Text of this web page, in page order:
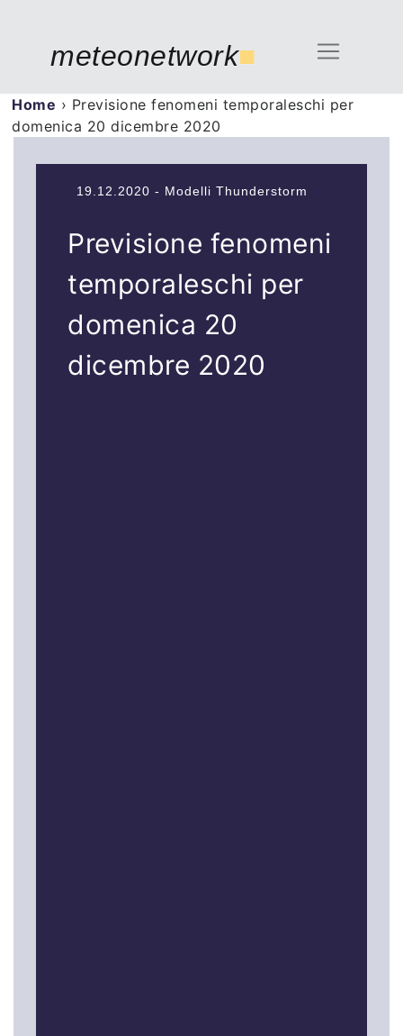
meteonetwork■
Home › Previsione fenomeni temporaleschi per
domenica 20 dicembre 2020
19.12.2020 - Modelli Thunderstorm
Previsione fenomeni
temporaleschi per
domenica 20
dicembre 2020